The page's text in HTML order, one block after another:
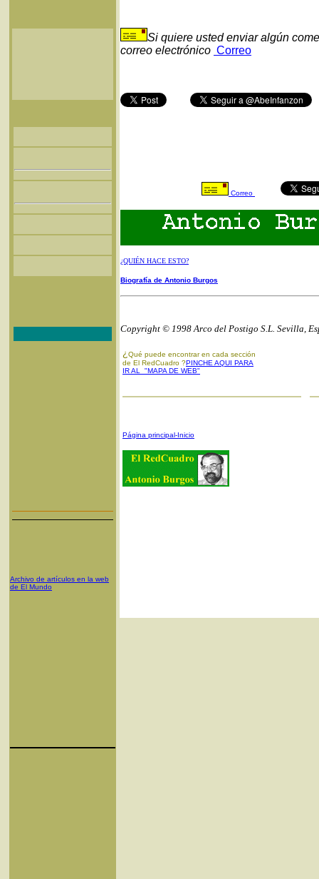
Archivo de artículos en la web
de El Mundo
Si quiere usted enviar algún
correo electrónico Correo
Correo
¿QUIÉN HACE ESTO?
Biografía de Antonio Burgos
Copyright © 1998 Arco del Postigo S.L. Sevilla,
¿ Qué puede encontrar en cada sección
de El RedCuadro ?PINCHE AQUI PARA
IR AL "MAPA DE WEB"
Página principal-Inicio